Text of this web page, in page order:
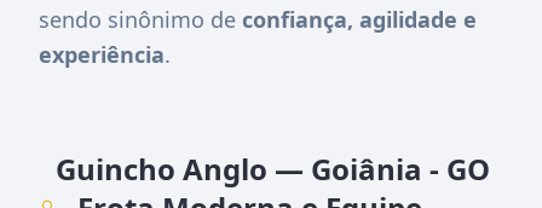
sendo sinônimo de confiança, agilidade e
experiência.
Guincho Anglo — Goiânia - GO